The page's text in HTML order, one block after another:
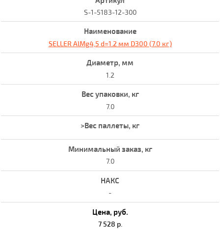
S-1-5183-12-300
SELLER AlMg4,5 d=1.2 мм D300 (7.0 кг)
1.2
7.0
7.0
-
7 528 р.